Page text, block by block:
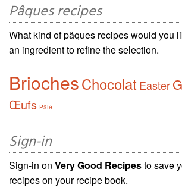
Pâques recipes
What kind of pâques recipes would you
an ingredient to refine the selection.
BriochesChocolat Easter
Œufs Pâté
Sign-in
Sign-in on Very Good Recipesto save
recipes on your recipe book.